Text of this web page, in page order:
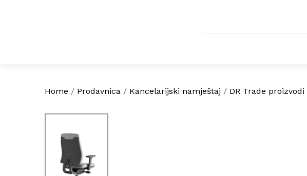
Home / Prodavnica / Kancelarijski namještaj / DR Trade proizvodi